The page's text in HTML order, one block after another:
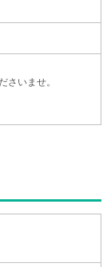
さいませ。